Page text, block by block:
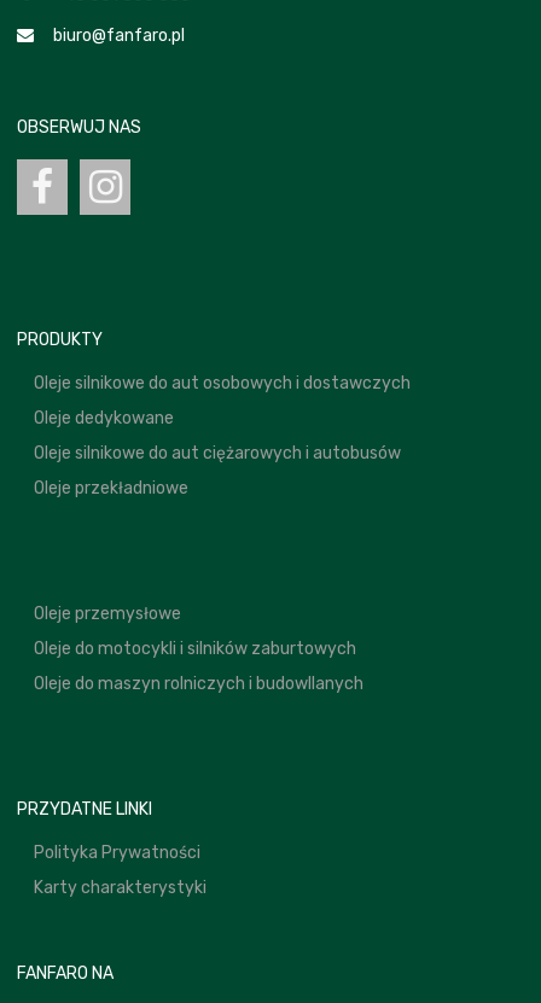
biuro@fanfaro.pl
OBSERWUJ NAS
PRODUKTY
Oleje silnikowe do aut osobowych i dostawczych
Oleje dedykowane
Oleje silnikowe do aut ciężarowych i autobusów
Oleje przekładniowe
Oleje przemysłowe
Oleje do motocykli i silników zaburtowych
Oleje do maszyn rolniczych i budowllanych
PRZYDATNE LINKI
Polityka Prywatności
Karty charakterystyki
FANFARO NA